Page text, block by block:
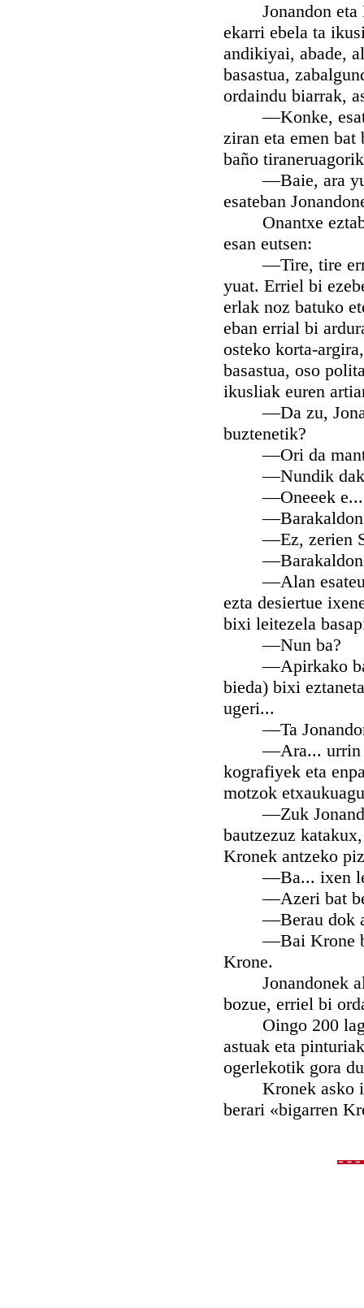
Jonandon eta
ekarri ebela ta
andikiyai, abade,
basastua,
ordaindu biarrak,
—Konke,
ziran eta emen
baño
—Baie, ara
esateban
Onantxe
esan eutsen:
—Tire, tire erriel
yuat. Erriel bi
erlak noz batuko
eban errial bi
osteko korta-
basastua, oso
ikusliak euren
—Da zu,
buztenetik?
—Ori da mantso
—Nundik
—Oneeek e...
—Ez, zerien
—Barakaldon
—Alan
ezta desiertue
bixi leitezela
—Nun ba?
—Apirkako
bieda) bixi
ugeri...
—Ta Jonandon,
—Ara... urrin
kografiyek eta
motzok
—Zuk
bautzezuz
Kronek antzeko
—Ba... ixen
—Azeri bat be
—Berau dok au
—Bai Krone be.
Krone.
Jonandonek
bozue, erriel bi
Oingo 200
astuak eta
ogerlekotik gora
Kronek asko
berari «bigarren